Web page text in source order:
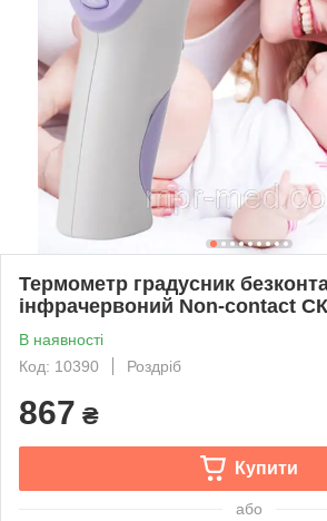
Термометр градусник
інфрачервоний Non-contact
В наявності
Код: 10390
Роздріб
867 ₴
Купити
або